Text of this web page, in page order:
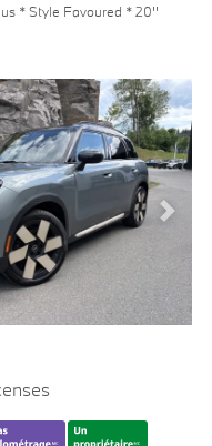
* Style Favoured * 20''
Next